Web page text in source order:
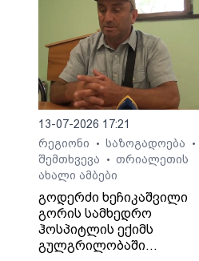
13-07-2026 17:21
რეგიონი
• საზოგადოება •
შემთხვევა • თრიალეთის
ახალი ამბები
გოდერძი ხეჩიკაშვილი
გორის სამხედრო
ჰოსპიტლის ექიმს
გულგრილობაში